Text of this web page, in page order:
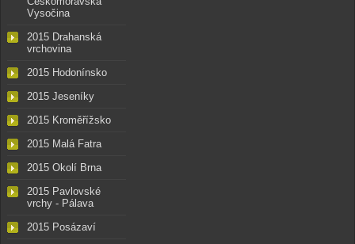
Vysočina
2015 Drahanská
vrchovina
2015 Hodonínsko
2015 Jeseníky
2015 Kroměřížsko
2015 Malá Fatra
2015 Okolí Brna
2015 Pavlovské
vrchy - Pálava
2015 Posázaví